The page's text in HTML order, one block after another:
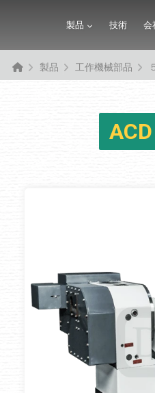
製品 技術 会
製品 工作機械部品